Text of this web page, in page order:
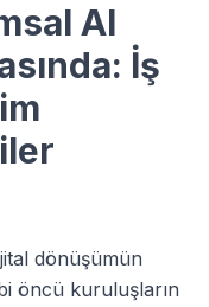
AI
İş
dönüşümün
öncü kuruluşların